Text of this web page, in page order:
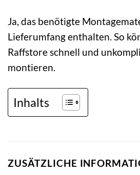
Ja, das benötigte
Lieferumfang enthalten. So
Raffstore schnell und
montieren.
Inhalts
ZUSÄTZLICHE